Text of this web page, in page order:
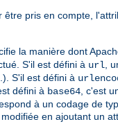
être pris en compte,
la manière dont
S'il est défini à url ,
S'il est défini à
défini à base64 , c'est
à un codage de
en ajoutant un